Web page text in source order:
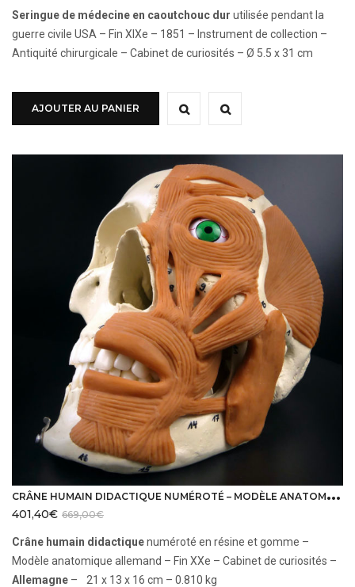
Seringue de médecine en caoutchouc dur utilisée pendant la
guerre civile USA – Fin XIXe – 1851 – Instrument de collection –
Antiquité chirurgicale – Cabinet de curiosités – Ø 5.5 x 31 cm
AJOUTER AU PANIER
C
RÂNE HUMAIN DIDACTIQUE NUMÉROTÉ – MODÈLE ANATOMIQUE ALLEMAND
669,00€
401,40€
Crâne humain didactiquenuméroté en résine et gomme –
Modèle anatomique allemand – Fin XXe – Cabinet de curiosités –
Allemagne – 21 x 13 x 16 cm – 0.810 kg